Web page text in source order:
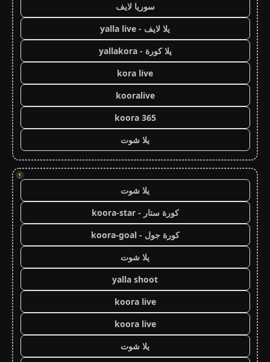
سوريا لايف
يلا لايف - yalla live
يلا كورة - yallakora
kora live
kooralive
koora 365
يلا شوت
!
يلا شوت
كورة ستار - koora-star
كورة جول - koora-goal
يلا شوت
yalla shoot
koora live
koora live
يلا شوت